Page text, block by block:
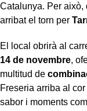
Catalunya. Per això,
arribat el torn per
El local obrirà al
14 de novembre,
multitud de
Freseria arriba al
sabor i moments